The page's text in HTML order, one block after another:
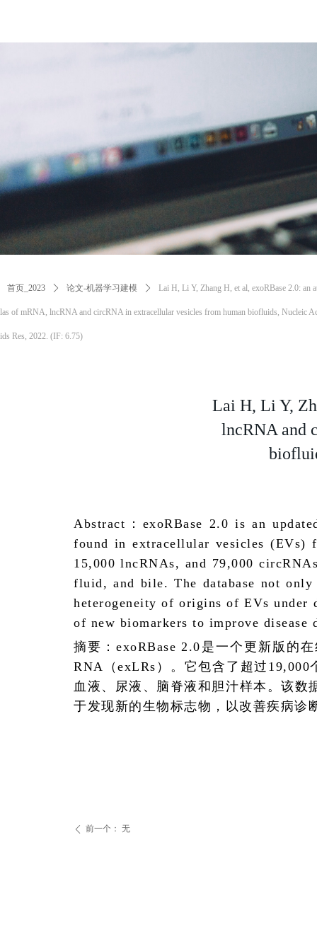
Lai H, Li Y,
lncRNA and
Abstract ： exoRBase 2.0 is an
found in extracellular vesicles (EVs)
15,000 lncRNAs, and 79,000
fluid, and bile. The database not only
heterogeneity of origins of EVs
of new biomarkers to improve disease
摘要：exoRBase 2.0 是一个更新版的
RNA （exLRs ）。它包含了超过 19,000
血液、尿液、脑脊液和胆汁样本。该数
于发现新的生物标志物，以改善疾病诊
首页_2023 ꄲ 论文-机器学习建模 ꄲ Lai H, Li Y, Zhang H, et al, exoRBase 2.0: an
las of mRNA, lncRNA and circRNA in extracellular vesicles from human biofluids, Nucleic
ids Res, 2022. (IF: 6.75)
ꄴ 前一个： 无